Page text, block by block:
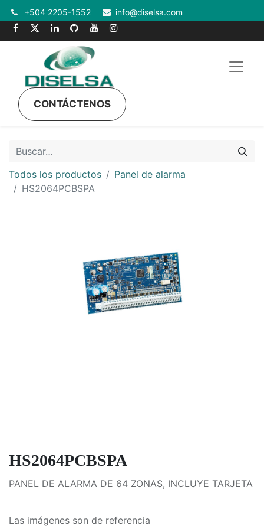
+504 2205-1552 info@diselsa.com
CONTÁCTENOS
Todos los productos
Panel de alarma
HS2064PCBSPA
HS2064PCBSPA
PANEL DE ALARMA DE 64 ZONAS, INCLUYE TARJETA
Las imágenes son de referencia